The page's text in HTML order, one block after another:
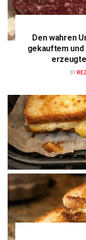
Den wahren
gekauftem
BY